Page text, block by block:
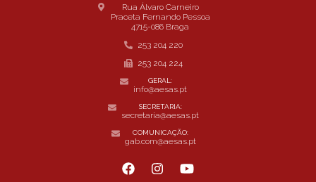
Rua Álvaro Carneiro
Praceta Fernando Pessoa
4715-086 Braga
253 204 220
253 204 224
GERAL:
info@aesas.pt
SECRETARIA:
secretaria@aesas.pt
COMUNICAÇÃO:
gab.com@aesas.pt